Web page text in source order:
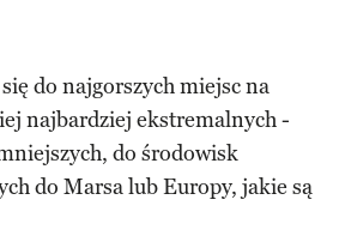
do najgorszych miejsc na
najbardziej ekstremalnych -
do środowisk
do Marsa lub Europy, jakie są